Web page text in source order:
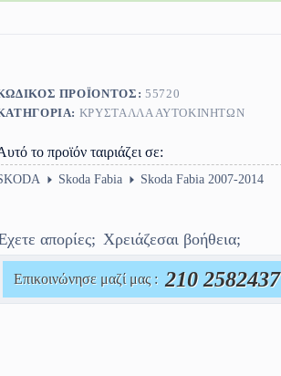
ποσότηταΠΡΟΪΌΝΤΟΣ: 55720
ΚΡΎΣΤΑΛΛΑ ΑΥΤΟΚΙΝΉΤΩΝ
το προϊόν ταιριάζει σε:
Skoda Fabia Skoda Fabia 2007-2014
απορίες; Χρειάζεσαι βοήθεια;
Επικοινώνησε μαζί μας : 210 2582437